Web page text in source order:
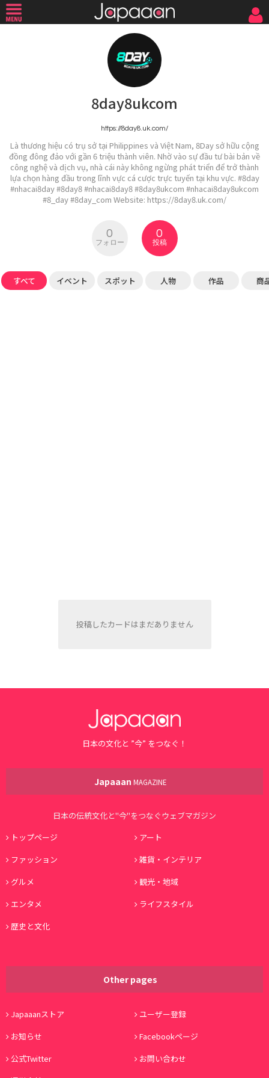
8day8ukcom
https://8day8.uk.com/
Là thương hiệu có trụ sở tại Philippines và Việt Nam, 8Day sở hữu cộng
đồng đông đảo với gần 6 triệu thành viên. Nhờ vào sự đầu tư bài bản về
công nghệ và dịch vụ, nhà cái này không ngừng phát triển để trở thành
lựa chọn hàng đầu trong lĩnh vực cá cược trực tuyến tại khu vực. #8day
#nhacai8day #8day8 #nhacai8day8 #8day8ukcom #nhacai8day8ukcom
#8_day #8day_com Website: https://8day8.uk.com/
0
フォロー
0
投稿
すべて イベント スポット 人物 作品 商
投稿したカードはまだありません
日本の文化と ”今” をつなぐ！
Japaaan MAGAZINE
日本の伝統文化と"今"をつなぐウェブマガジン
トップページ
アート
ファッション
雑貨・インテリア
グルメ
観光・地域
エンタメ
ライフスタイル
歴史と文化
Other pages
Japaaanストア
ユーザー登録
お知らせ
Facebookページ
公式Twitter
お問い合わせ